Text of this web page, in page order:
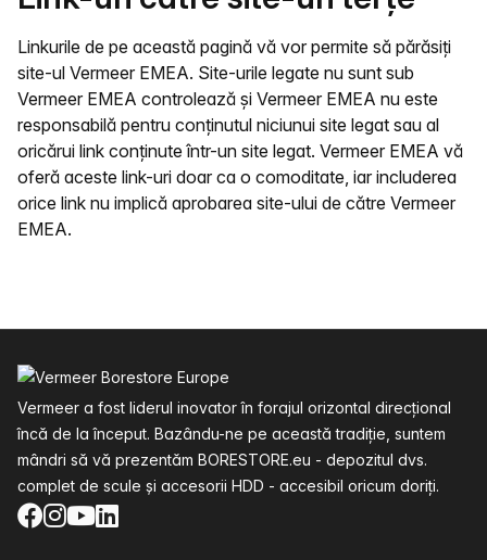
Linkurile de pe această pagină vă vor permite să părăsiți
site-ul Vermeer EMEA. Site-urile legate nu sunt sub
Vermeer EMEA controlează și Vermeer EMEA nu este
responsabilă pentru conținutul niciunui site legat sau al
oricărui link conținute într-un site legat. Vermeer EMEA vă
oferă aceste link-uri doar ca o comoditate, iar includerea
orice link nu implică aprobarea site-ului de către Vermeer
EMEA.
Vermeer a fost liderul inovator în forajul orizontal direcțional
încă de la început. Bazându-ne pe această tradiție, suntem
mândri să vă prezentăm BORESTORE.eu - depozitul dvs.
complet de scule și accesorii HDD - accesibil oricum doriți.
Facebook
Instagram
YouTube
LinkedIn